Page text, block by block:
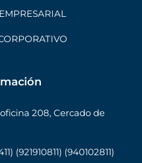
208, Cercado de
(921910811) (940102811)